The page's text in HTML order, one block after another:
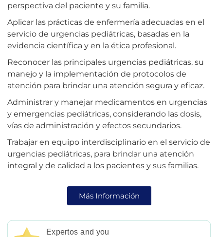
perspectiva del paciente y su familia.
Aplicar las prácticas de enfermería adecuadas en el
servicio de urgencias pediátricas, basadas en la
evidencia científica y en la ética profesional.
Reconocer las principales urgencias pediátricas, su
manejo y la implementación de protocolos de
atención para brindar una atención segura y eficaz.
Administrar y manejar medicamentos en urgencias
y emergencias pediátricas, considerando las dosis,
vías de administración y efectos secundarios.
Trabajar en equipo interdisciplinario en el servicio de
urgencias pediátricas, para brindar una atención
integral y de calidad a los pacientes y sus familias.
Más Información
Expertos and you